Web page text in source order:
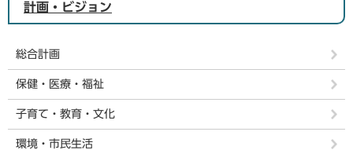
計画・ビジョン
総合計画
保健・医療・福祉
子育て・教育・文化
環境・市民生活